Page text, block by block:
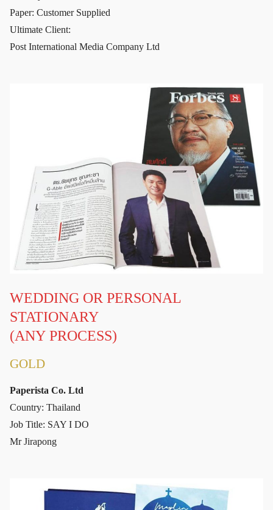
Paper: Customer Supplied
Ultimate Client:
Post International Media Company Ltd
WEDDING OR PERSONAL
STATIONARY
(ANY PROCESS)
GOLD
Paperista Co. Ltd
Country: Thailand
Job Title: SAY I DO
Mr Jirapong